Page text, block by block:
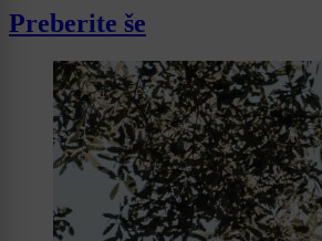
Preberite še